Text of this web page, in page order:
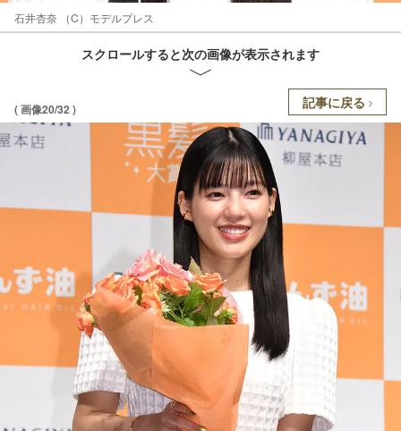
石井杏奈 （C）モデルプレス
スクロールすると次の画像が表示されます
( 画像20/32 ) 記事に戻る